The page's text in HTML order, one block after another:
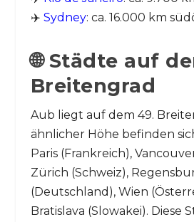
✈️ Sydney: ca. 16.000 km
🌐 Städte auf
Breitengrad
Aub liegt auf dem 49.
ähnlicher Höhe befinden
Paris (Frankreich),
Zürich (Schweiz),
(Deutschland), Wien
Bratislava (Slowakei). Diese